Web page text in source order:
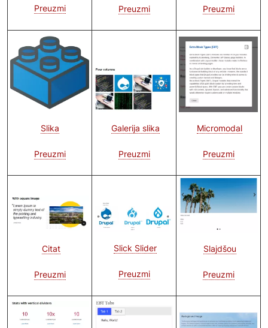
Preuzmi Preuzmi Preuzmi
Slika
Preuzmi
Image
Galerija slika
Preuzmi
Image
Micromodal
Preuzmi
Image
Citat
Preuzmi
Image
Slick Slider
Preuzmi
Image
Slajdšou
Preuzmi
Image Image
Image